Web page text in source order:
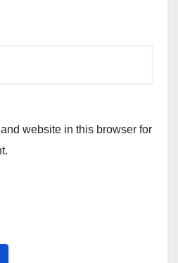
website in this browser for